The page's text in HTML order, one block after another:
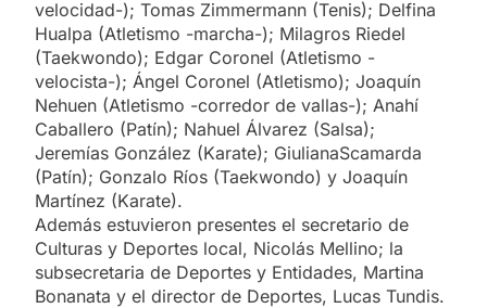
velocidad-); Tomas Zimmermann (Tenis); Delfina
Hualpa (Atletismo -marcha-); Milagros Riedel
(Taekwondo); Edgar Coronel (Atletismo -
velocista-); Ángel Coronel (Atletismo); Joaquín
Nehuen (Atletismo -corredor de vallas-); Anahí
Caballero (Patín); Nahuel Álvarez (Salsa);
Jeremías González (Karate); GiulianaScamarda
(Patín); Gonzalo Ríos (Taekwondo) y Joaquín
Martínez (Karate).
Además estuvieron presentes el secretario de
Culturas y Deportes local, Nicolás Mellino; la
subsecretaria de Deportes y Entidades, Martina
Bonanata y el director de Deportes, Lucas Tundis.